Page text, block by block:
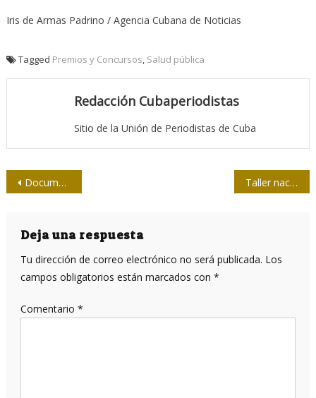
Iris de Armas Padrino / Agencia Cubana de Noticias
Tagged Premios y Concursos, Salud pública
Redacción Cubaperiodistas
Sitio de la Unión de Periodistas de Cuba
Navegación
entradas
Documentales de estreno Taller nacional Martí y la prensa, en Santiago de Cuba
Deja una respuesta
Tu dirección de correo electrónico no será publicada. Los
campos obligatorios están marcados con *
Comentario *